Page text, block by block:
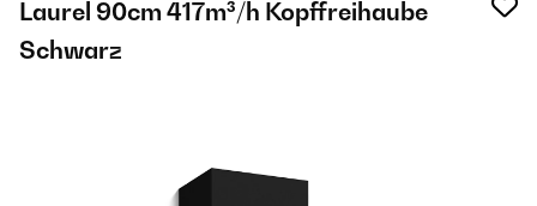
Laurel 90cm 417m³/h Kopffreihaube
Schwarz